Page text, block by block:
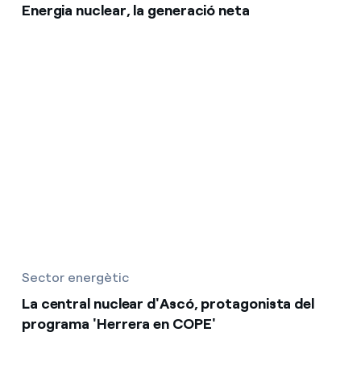
Energia nuclear, la generació neta
Sector energètic
La central nuclear d'Ascó, protagonista del
programa 'Herrera en COPE'